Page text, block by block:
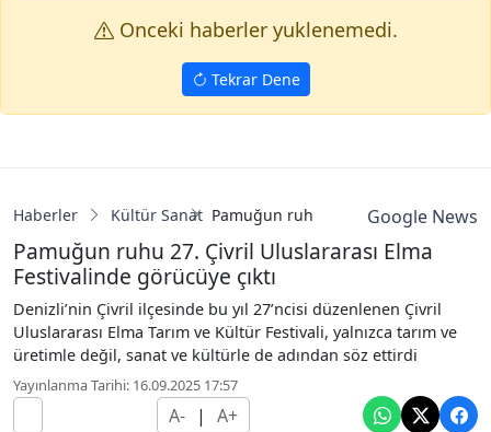
Onceki haberler yuklenemedi.
Tekrar Dene
Haberler Kültür Sanat Pamuğun ruhu 27. Çivril Uluslararası
Google News
Pamuğun ruhu 27. Çivril Uluslararası Elma
Festivalinde görücüye çıktı
Denizli’nin Çivril ilçesinde bu yıl 27’ncisi düzenlenen Çivril
Uluslararası Elma Tarım ve Kültür Festivali, yalnızca tarım ve
üretimle değil, sanat ve kültürle de adından söz ettirdi
Yayınlanma Tarihi: 16.09.2025 17:57
A- | A+